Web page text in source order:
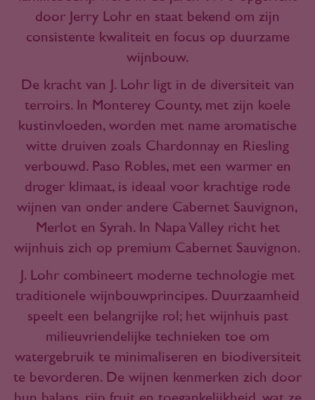
door Jerry Lohr en staat bekend om zijn
consistente kwaliteit en focus op duurzame
wijnbouw.
De kracht van J. Lohr ligt in de diversiteit van
terroirs. In Monterey County, met zijn koele
kustinvloeden, worden met name aromatische
witte druiven zoals Chardonnay en Riesling
verbouwd. Paso Robles, met een warmer en
droger klimaat, is ideaal voor krachtige rode
wijnen van onder andere Cabernet Sauvignon,
Merlot en Syrah. In Napa Valley richt het
wijnhuis zich op premium Cabernet Sauvignon.
J. Lohr combineert moderne technologie met
traditionele wijnbouwprincipes. Duurzaamheid
speelt een belangrijke rol; het wijnhuis past
milieuvriendelijke technieken toe om
watergebruik te minimaliseren en biodiversiteit
te bevorderen. De wijnen kenmerken zich door